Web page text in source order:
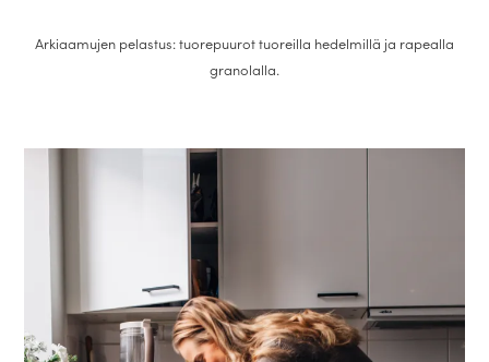
Arkiaamujen pelastus: tuorepuurot tuoreilla hedelmillä ja rapealla
granolalla.